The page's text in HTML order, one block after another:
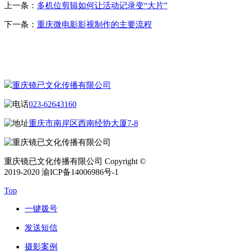
上一条： 多机位剪辑如何让活动记录变“大片”
下一条： 重庆微电影影视制作的主要流程
重庆镜已文化传播有限公司
023-62643160
重庆市南岸区西南经协大厦7-8
重庆镜已文化传播有限公司 Copyright ©
2019-2020 渝ICP备14006986号-1
Top
一键拨号
发送短信
摄影案例